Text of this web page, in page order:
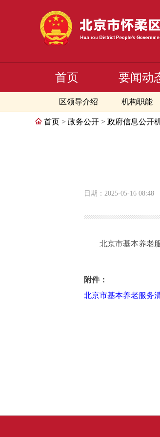
首页 要闻动
区领导介绍 机构职能
首页 > 政务公开 > 政府信息公开
日期：2025-05-16 08:48
北京市基本养老
附件：
北京市基本养老服务